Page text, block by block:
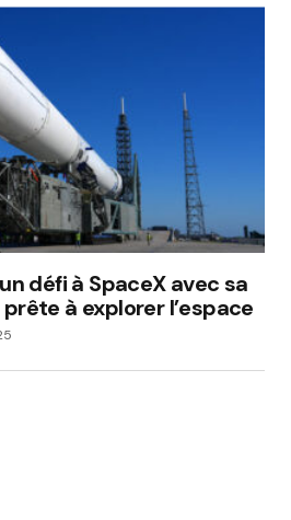
défi à SpaceX avec sa
à explorer l’espace